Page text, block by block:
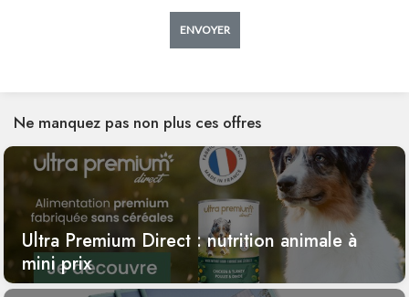
ENVOYER
Ne manquez pas non plus ces offres
Ultra Premium Direct : nutrition animale à
mini prix